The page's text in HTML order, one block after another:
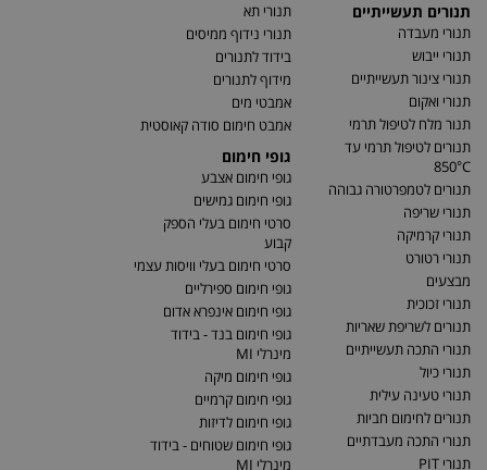
תנורים תעשייתיים
תנורי מעבדה
תנורי ייבוש
תנורי צינור תעשייתיים
תנורי ואקום
תנור מלח לטיפול תרמי
תנורים לטיפול תרמי עד
850°C
תנורים לטמפרטורה גבוהה
תנורי שריפה
תנורי קרמיקה
תנורי רטורט
מבצעים
תנורי זכוכית
תנורים לשריפת שאריות
תנורי התכה תעשייתיים
תנורי כיול
תנורי טעינה עילית
תנורים לחימום חביות
תנורי התכה מעבדתיים
תנורי PIT
תנורי תא
תנורי נידוף ממיסים
בידוד לתנורים
מידוף לתנורים
אמבטי מים
אמבט חימום סודה קאוסטית
גופי חימום
גופי חימום אצבע
גופי חימום גמישים
סרטי חימום בעלי הספק
קבוע
סרטי חימום בעלי וויסות עצמי
גופי חימום ספירליים
גופי חימום אינפרא אדום
גופי חימום בנד - בידוד
מינרלי MI
גופי חימום מיקה
גופי חימום קרמיים
גופי חימום לדיזות
גופי חימום שטוחים - בידוד
מינרלי MI